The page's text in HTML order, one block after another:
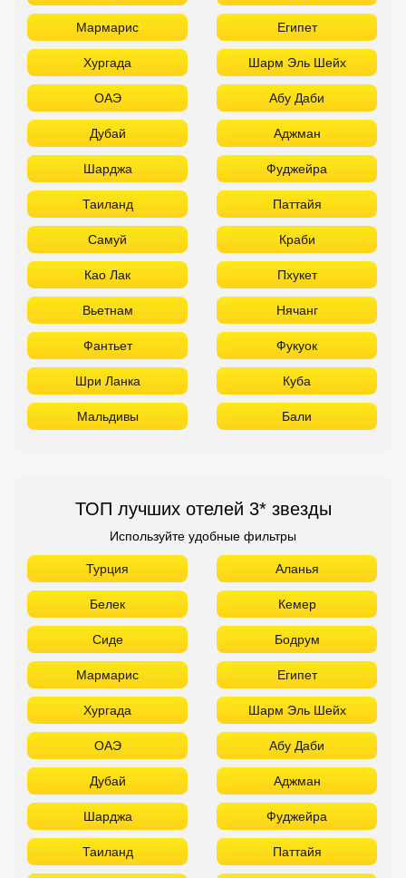
Мармарис Египет
Хургада Шарм Эль Шейх
ОАЭ Абу Даби
Дубай Аджман
Шарджа Фуджейра
Таиланд Паттайя
Самуй Краби
Као Лак Пхукет
Вьетнам Нячанг
Фантьет Фукуок
Шри Ланка Куба
Мальдивы Бали
ТОП лучших отелей 3* звезды
Используйте удобные фильтры
Турция Аланья
Белек Кемер
Сиде Бодрум
Мармарис Египет
Хургада Шарм Эль Шейх
ОАЭ Абу Даби
Дубай Аджман
Шарджа Фуджейра
Таиланд Паттайя